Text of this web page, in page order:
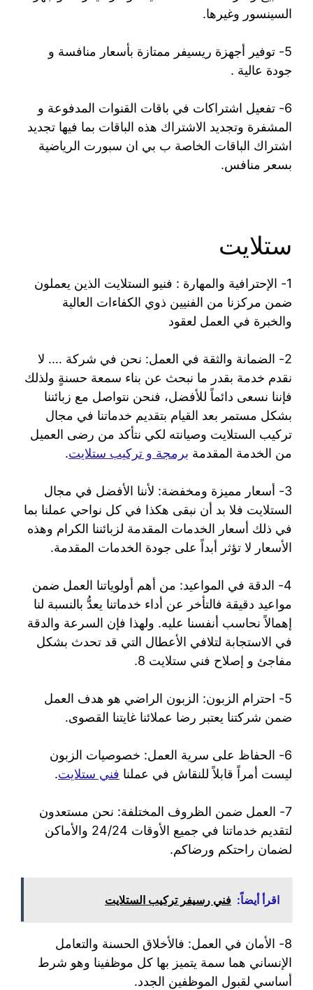
السينسور وغيرها.
5- توفير أجهزة ريسيفر ممتازة بأسعار منافسة و
جودة عالية .
6- تفعيل اشتراكات في باقات القنوات المدفوعة و
المشفرة وتجديد الاشتراك هذه الباقات بما فيها تجديد
اشتراك الباقات الخاصة ب بي ان سبورت الرياضية
بسعر منافس.
ستلايت
1- الإحترافية والمهارة : فنيو الستلايت الذين يعملون
ضمن مركزنا من الفنيين ذوي الكفاءات العالية
والخبرة في العمل لعقود
2- الضمانة والثقة في العمل: نحن في شركة …. لا
نقدم خدمة بقدر ما نبحث عن بناء سمعة حسنةٍ ولذلك
فإننا نسعى دائماً للأفضل، فنحن نتواصل مع زبائننا
بشكل مستمر بعد القيام بتقديم خدماتنا في مجال
تركيب الستلايت وصيانته لكي نتأكد من رضى العميل
من الخدمة المقدمة برمجة و تركيب ستلايت.
3- أسعار مميزة ومخفضة: لأننا الأفضل في مجال
الستلايت فلا بد أن نبقى هكذا في كل نواحي عملنا بما
في ذلك أسعار الخدمات المقدمة لزبائننا الكرام وهذه
الأسعار لا تؤثر أبداً على جودة الخدمات المقدمة.
4- الدقة في المواعيد: من أهم أولوياتنا العمل ضمن
مواعيد دقيقة فالتأخر عن أداء خدماتنا يعدُّ بالنسبة لنا
إهمالاً نحاسب أنفسنا عليه. ولهذا فإن السرعة والدقة
في الاستجابة لتلافي الأعطال التي قد تحدث بشكل
مفاجئ و إصلاح فني ستلايت 8.
5- احترام الزبون: الزبون الراضي هو هدف العمل
ضمن شركتنا يعتبر رضا عملائنا غايتنا القصوى.
6- الحفاظ على سرية العمل: خصوصيات الزبون
ليست أمراً قابلاً للنقاش في عملنا فني ستلايت.
7- العمل ضمن الظروف المختلفة: نحن مستعدون
لتقديم خدماتنا في جميع الأوقات 24/24 والأماكن
لضمان راحتكم ورضاكم.
اقرأ أيضاً: فني رسيفر تركيب الستلايت
8- الأمان في العمل: فالأخلاق الحسنة والتعامل
الإنساني هما سمة يتميز بها كل موظفينا وهو شرط
أساسي لقبول الموظفين الجدد.